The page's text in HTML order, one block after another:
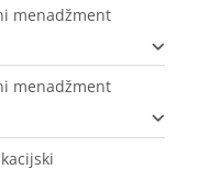
menadžment
menadžment